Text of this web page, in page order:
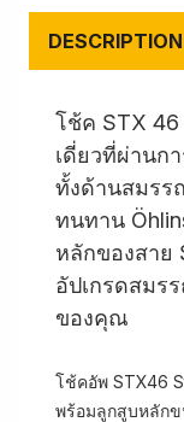
DESCRIPTION
โช้ค STX 46
เดี่ยวที่ผ่านก
ทั้งด้านสมรร
ทนทาน
หลักของสาย
อัปเกรดสมร
ของคุณ
โช้คอัพ STX46
พร้อมลูกสูบหลัก